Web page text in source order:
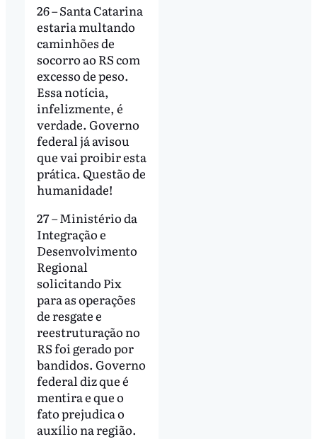
26 – Santa Catarina
estaria multando
caminhões de
socorro ao RS com
excesso de peso.
Essa notícia,
infelizmente, é
verdade. Governo
federal já avisou
que vai proibir esta
prática. Questão de
humanidade!
27 – Ministério da
Integração e
Desenvolvimento
Regional
solicitando Pix
para as operações
de resgate e
reestruturação no
RS foi gerado por
bandidos. Governo
federal diz que é
mentira e que o
fato prejudica o
auxílio na região.